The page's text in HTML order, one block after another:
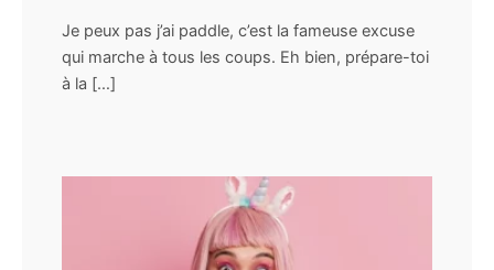
Je peux pas j’ai paddle, c’est la fameuse excuse
qui marche à tous les coups. Eh bien, prépare-toi
à la […]